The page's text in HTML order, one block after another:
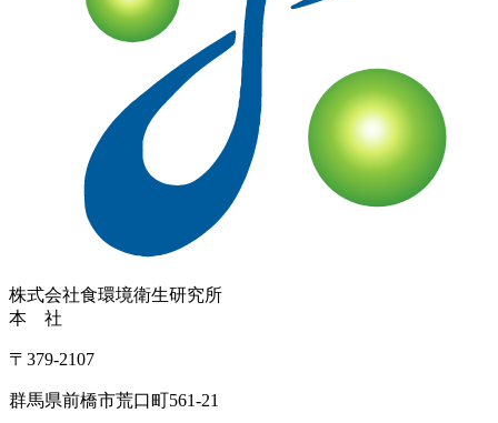
株式会社食環境衛生研究所
本 社
〒379-2107
群馬県前橋市荒口町561-21